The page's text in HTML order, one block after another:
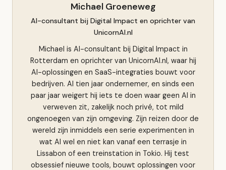
Michael Groeneweg
AI-consultant bij Digital Impact en oprichter van
UnicornAI.nl
Michael is AI-consultant bij Digital Impact in
Rotterdam en oprichter van UnicornAI.nl, waar hij
AI-oplossingen en SaaS-integraties bouwt voor
bedrijven. Al tien jaar ondernemer, en sinds een
paar jaar weigert hij iets te doen waar geen AI in
verweven zit, zakelijk noch privé, tot mild
ongenoegen van zijn omgeving. Zijn reizen door de
wereld zijn inmiddels een serie experimenten in
wat AI wel en niet kan vanaf een terrasje in
Lissabon of een treinstation in Tokio. Hij test
obsessief nieuwe tools, bouwt oplossingen voor